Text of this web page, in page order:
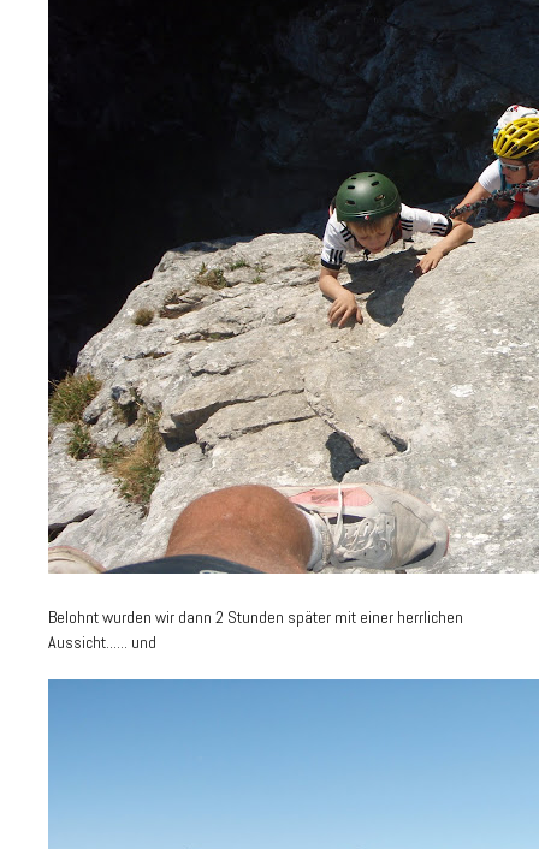
Belohnt wurden wir dann 2 Stunden später mit einer herrlichen
Aussicht...... und